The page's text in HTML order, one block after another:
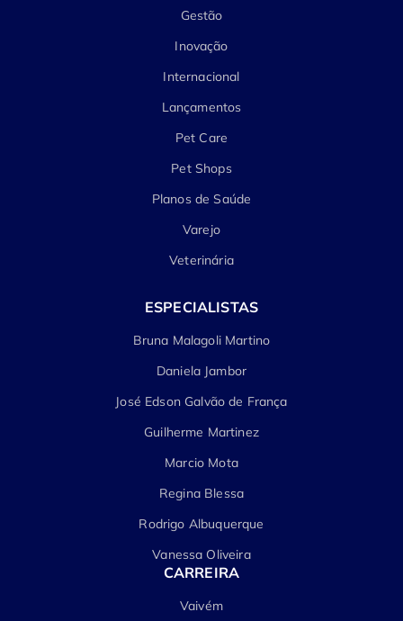
Gestão
Inovação
Internacional
Lançamentos
Pet Care
Pet Shops
Planos de Saúde
Varejo
Veterinária
ESPECIALISTAS
Bruna Malagoli Martino
Daniela Jambor
José Edson Galvão de França
Guilherme Martinez
Marcio Mota
Regina Blessa
Rodrigo Albuquerque
Vanessa Oliveira
CARREIRA
Vaivém